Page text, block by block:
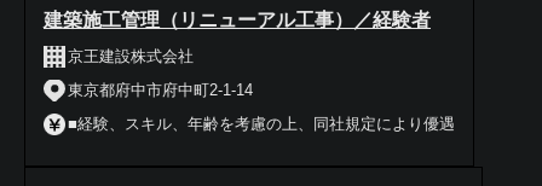
建築施工管理（リニューアル工事）／経験者
京王建設株式会社
東京都府中市府中町2-1-14
■経験、スキル、年齢を考慮の上、同社規定により優遇